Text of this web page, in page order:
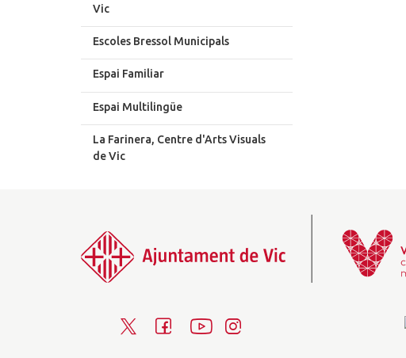
Vic
Escoles Bressol Municipals
Espai Familiar
Espai Multilingüe
La Farinera, Centre d'Arts Visuals
de Vic
Y